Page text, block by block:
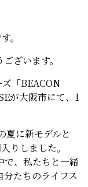
。
ざいます。
「BEACON
が大阪市にて、1
夏に新モデルと
りしました。
で、私たちと一緒
たちのライフス